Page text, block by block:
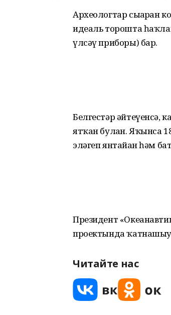
Археологтар
идеаль торошта
үлсәү приборы) бар.
Белгестәр әйтеүенсә,
ятҡан булған. Яҡынса
эләгеп янтайған һәм
Президент
проектында
Читайте нас